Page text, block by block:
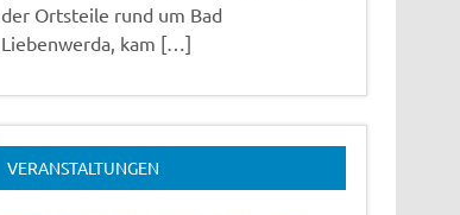
der Ortsteile rund um Bad
Liebenwerda, kam […]
VERANSTALTUNGEN